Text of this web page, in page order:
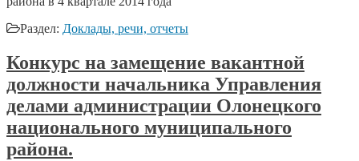
Раздел: Доклады, речи, отчеты
Конкурс на замещение вакантной
должности начальника Управления
делами администрации Олонецкого
национального муниципального
района.